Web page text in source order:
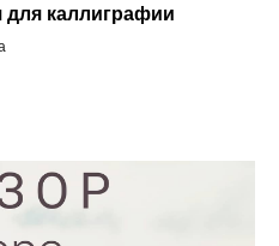
для каллиграфии